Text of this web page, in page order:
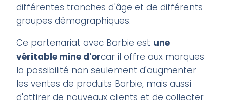
différentes tranches d'âge et de différents
groupes démographiques.
Ce partenariat avec Barbie est une
véritable mine d'orcar il offre aux marques
la possibilité non seulement d'augmenter
les ventes de produits Barbie, mais aussi
d'attirer de nouveaux clients et de collecter